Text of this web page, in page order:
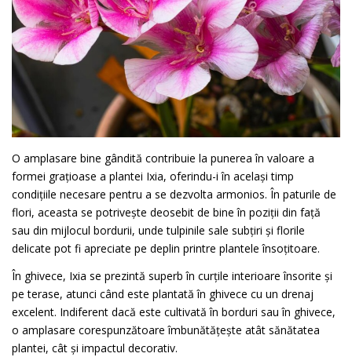
O amplasare bine gândită contribuie la punerea în valoare a
formei grațioase a plantei Ixia, oferindu-i în același timp
condițiile necesare pentru a se dezvolta armonios. În paturile de
flori, aceasta se potrivește deosebit de bine în poziții din față
sau din mijlocul bordurii, unde tulpinile sale subțiri și florile
delicate pot fi apreciate pe deplin printre plantele însoțitoare.
În ghivece, Ixia se prezintă superb în curțile interioare însorite și
pe terase, atunci când este plantată în ghivece cu un drenaj
excelent. Indiferent dacă este cultivată în borduri sau în ghivece,
o amplasare corespunzătoare îmbunătățește atât sănătatea
plantei, cât și impactul decorativ.